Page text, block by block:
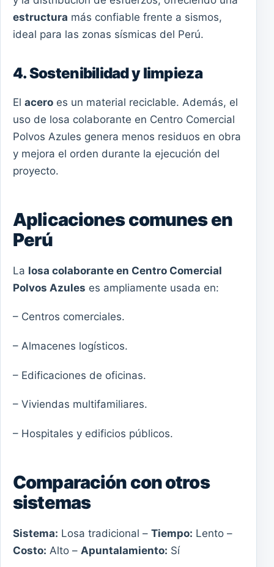
estructura más confiable frente a sismos,
ideal para las zonas sísmicas del Perú.
4. Sostenibilidad y limpieza
El acero es un material reciclable. Además, el
uso de losa colaborante en Centro Comercial
Polvos Azules genera menos residuos en obra
y mejora el orden durante la ejecución del
proyecto.
Aplicaciones comunes en
Perú
La losa colaborante en Centro Comercial
Polvos Azules es ampliamente usada en:
– Centros comerciales.
– Almacenes logísticos.
– Edificaciones de oficinas.
– Viviendas multifamiliares.
– Hospitales y edificios públicos.
Comparación con otros
sistemas
Sistema: Losa tradicional – Tiempo: Lento –
Costo: Alto – Apuntalamiento: Sí